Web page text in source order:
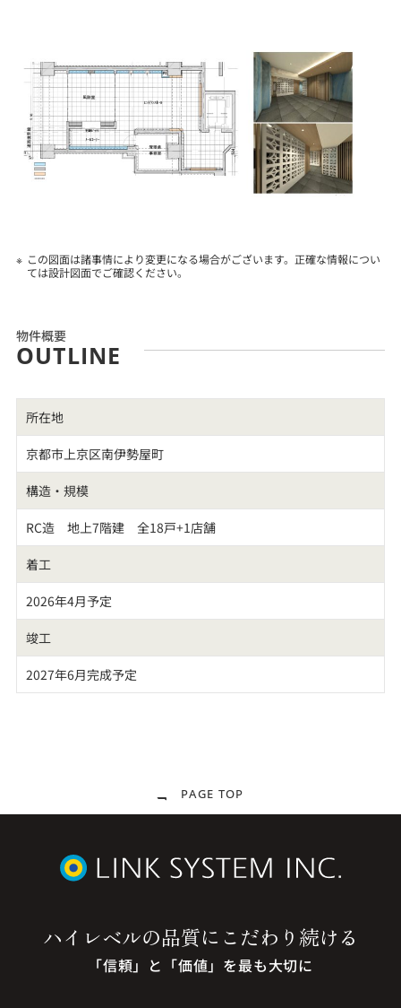
この図面は諸事情により変更になる場合がございます。正確な情報につい
ては設計図面でご確認ください。
物件概要
OUTLINE
所在地
京都市上京区南伊勢屋町
構造・規模
RC造 地上7階建 全18戸+1店舗
着工
2026年4月予定
竣工
2027年6月完成予定
PAGE TOP
ハイレベルの品質に こだわり続ける
「信頼」と「価値」を最も大切に